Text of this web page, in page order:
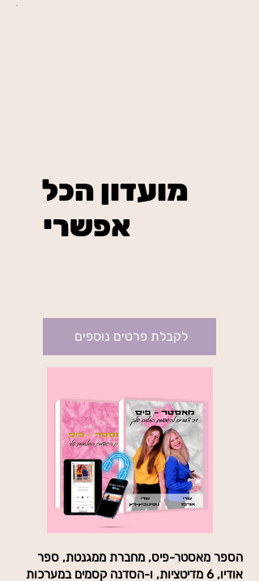
מועדון הכל
אפשרי
לקבלת פרטים נוספים
הספר מאסטר-פיס, מחברת ממגנטת, ספר
אודיו, 6 מדיטציות, ו-הסדנה קסמים במערכות